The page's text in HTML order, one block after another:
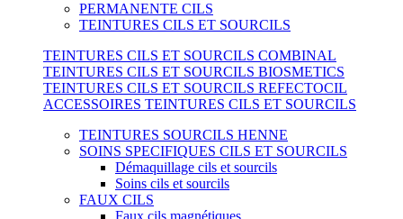
PERMANENTE CILS
TEINTURES CILS ET SOURCILS
TEINTURES CILS ET SOURCILS COMBINAL
TEINTURES CILS ET SOURCILS BIOSMETICS
TEINTURES CILS ET SOURCILS REFECTOCIL
ACCESSOIRES TEINTURES CILS ET SOURCILS
TEINTURES SOURCILS HENNE
SOINS SPECIFIQUES CILS ET SOURCILS
Démaquillage cils et sourcils
Soins cils et sourcils
FAUX CILS
Faux cils magnétiques